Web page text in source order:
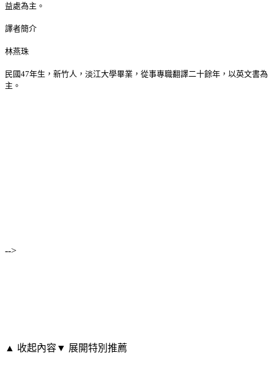
益處為主。
譯者簡介
林燕珠
民國47年生，新竹人，淡江大學畢業，從事專職翻譯二十餘年，以英文書為
主。
-->
▲ 收起內容▼ 展開特別推薦